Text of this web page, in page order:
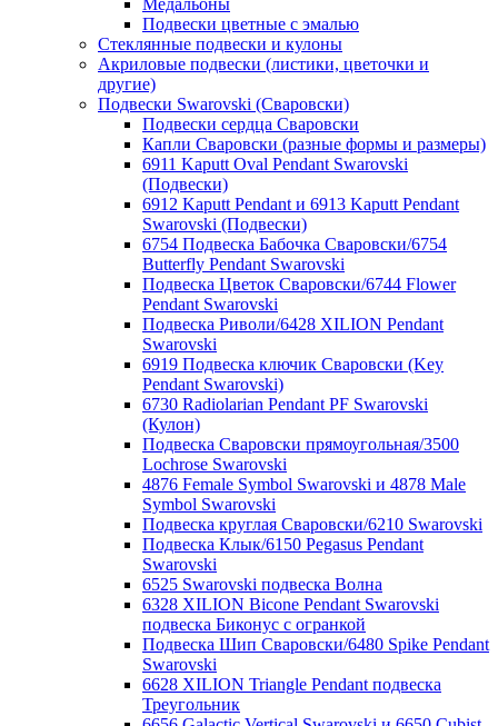
Медальоны
Подвески цветные с эмалью
Стеклянные подвески и кулоны
Акриловые подвески (листики, цветочки и
другие)
Подвески Swarovski (Сваровски)
Подвески сердца Сваровски
Капли Сваровски (разные формы и размеры)
6911 Kaputt Oval Pendant Swarovski
(Подвески)
6912 Kaputt Pendant и 6913 Kaputt Pendant
Swarovski (Подвески)
6754 Подвеска Бабочка Сваровски/6754
Butterfly Pendant Swarovski
Подвеска Цветок Сваровски/6744 Flower
Pendant Swarovski
Подвеска Риволи/6428 XILION Pendant
Swarovski
6919 Подвеска ключик Сваровски (Key
Pendant Swarovski)
6730 Radiolarian Pendant PF Swarovski
(Кулон)
Подвеска Сваровски прямоугольная/3500
Lochrose Swarovski
4876 Female Symbol Swarovski и 4878 Male
Symbol Swarovski
Подвеска круглая Сваровски/6210 Swarovski
Подвеска Клык/6150 Pegasus Pendant
Swarovski
6525 Swarovski подвеска Волна
6328 XILION Bicone Pendant Swarovski
подвеска Биконус c огранкой
Подвеска Шип Сваровски/6480 Spike Pendant
Swarovski
6628 XILION Triangle Pendant подвеска
Треугольник